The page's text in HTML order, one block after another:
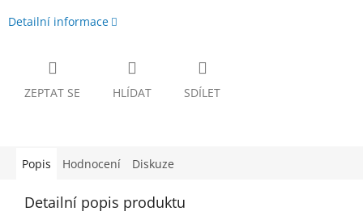
Detailní informace
ZEPTAT SE HLÍDAT SDÍLET
Popis Hodnocení Diskuze
Detailní popis produktu